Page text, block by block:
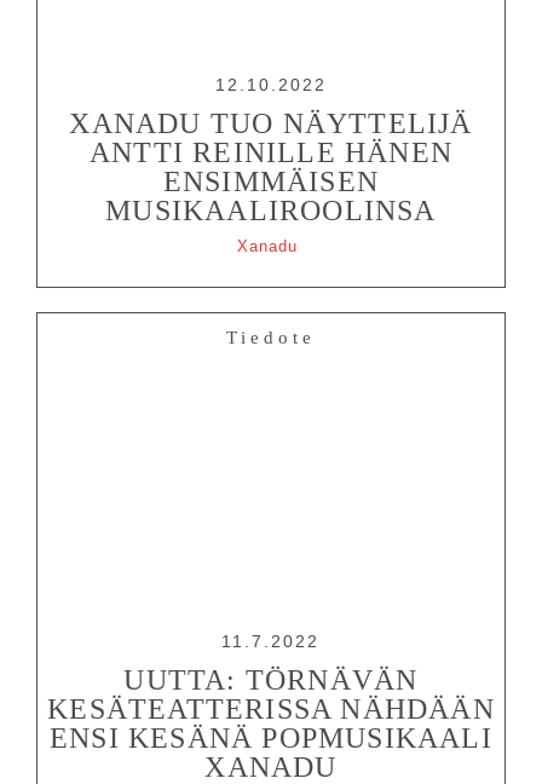
12.10.2022
XANADU TUO NÄYTTELIJÄ
ANTTI REINILLE HÄNEN
ENSIMMÄISEN
MUSIKAALIROOLINSA
Xanadu
Tiedote
11.7.2022
UUTTA: TÖRNÄVÄN
KESÄTEATTERISSA NÄHDÄÄN
ENSI KESÄNÄ POPMUSIKAALI
XANADU